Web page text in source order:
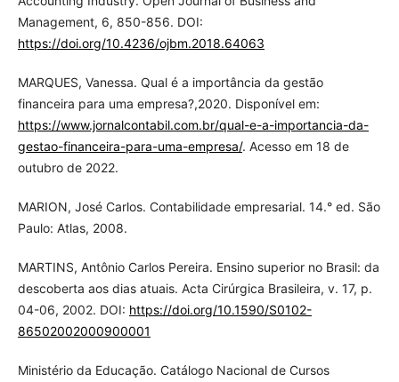
Management, 6, 850-856. DOI:
https://doi.org/10.4236/ojbm.2018.64063
MARQUES, Vanessa. Qual é a importância da gestão
financeira para uma empresa?,2020. Disponível em:
https://www.jornalcontabil.com.br/qual-e-a-importancia-da-
gestao-financeira-para-uma-empresa/. Acesso em 18 de
outubro de 2022.
MARION, José Carlos. Contabilidade empresarial. 14.° ed. São
Paulo: Atlas, 2008.
MARTINS, Antônio Carlos Pereira. Ensino superior no Brasil: da
descoberta aos dias atuais. Acta Cirúrgica Brasileira, v. 17, p.
04-06, 2002. DOI: https://doi.org/10.1590/S0102-
86502002000900001
Ministério da Educação. Catálogo Nacional de Cursos